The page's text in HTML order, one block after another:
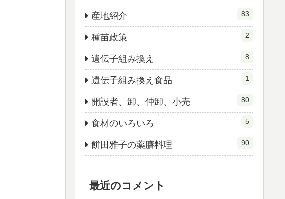
産地紹介 83
種苗政策 2
遺伝子組み換え 8
遺伝子組み換え食品 1
開設者、卸、仲卸、小売 80
食材のいろいろ 5
餅田雅子の薬膳料理 90
最近のコメント